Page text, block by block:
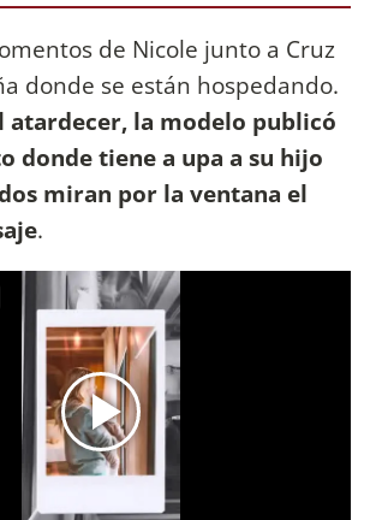
de Nicole junto a Cruz
donde se están hospedando.
atardecer, la modelo publicó
donde tiene a upa a su hijo
miran por la ventana el
.